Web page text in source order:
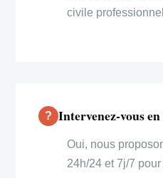
civile
Intervenez-vous
Oui, nous
24h/24 et 7j/7